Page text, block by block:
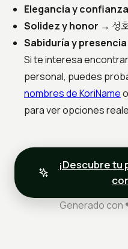
Elegancia y confianza
Solidez y honor → 성
Sabiduría y presencia
Si te interesa
personal, puedes
nombres de KoriName
para ver opciones
¡Descubre tu
Generado con